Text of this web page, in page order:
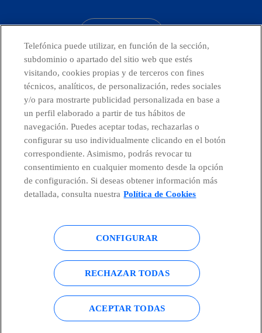
Telefónica en redes sociales
Canal de Denuncias
Centro Global Transparencia
Política de cookies Aviso legal
Accesibilidad Política de privacidad
Mapa del sitio
Telefónica puede utilizar, en función de la sección,
subdominio o apartado del sitio web que estés
visitando, cookies propias y de terceros con fines
técnicos, analíticos, de personalización, redes sociales
y/o para mostrarte publicidad personalizada en base a
un perfil elaborado a partir de tus hábitos de
navegación. Puedes aceptar todas, rechazarlas o
configurar su uso individualmente clicando en el botón
correspondiente. Asimismo, podrás revocar tu
consentimiento en cualquier momento desde la opción
de configuración. Si deseas obtener información más
detallada, consulta nuestra Política de Cookies
CONFIGURAR
RECHAZAR TODAS
ACEPTAR TODAS